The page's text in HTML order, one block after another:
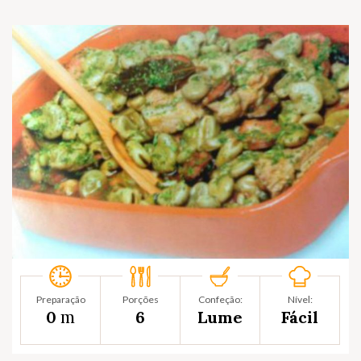
Preparação
0 m
Porções
6
Confeção:
Lume
Nível:
Fácil